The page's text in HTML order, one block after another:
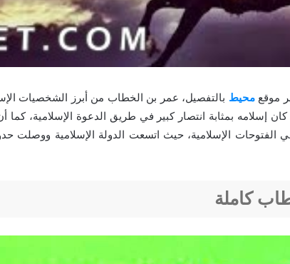
موقعمحيط بالتفصيل، عمر بن الخطاب من أبرز الشخصيات
كان إسلامه بمثابة انتصار كبير في طريق الدعوة الإسلامية، كما
الفتوحات الإسلامية، حيث اتسعت الدولة الإسلامية ووصلت
كاملة